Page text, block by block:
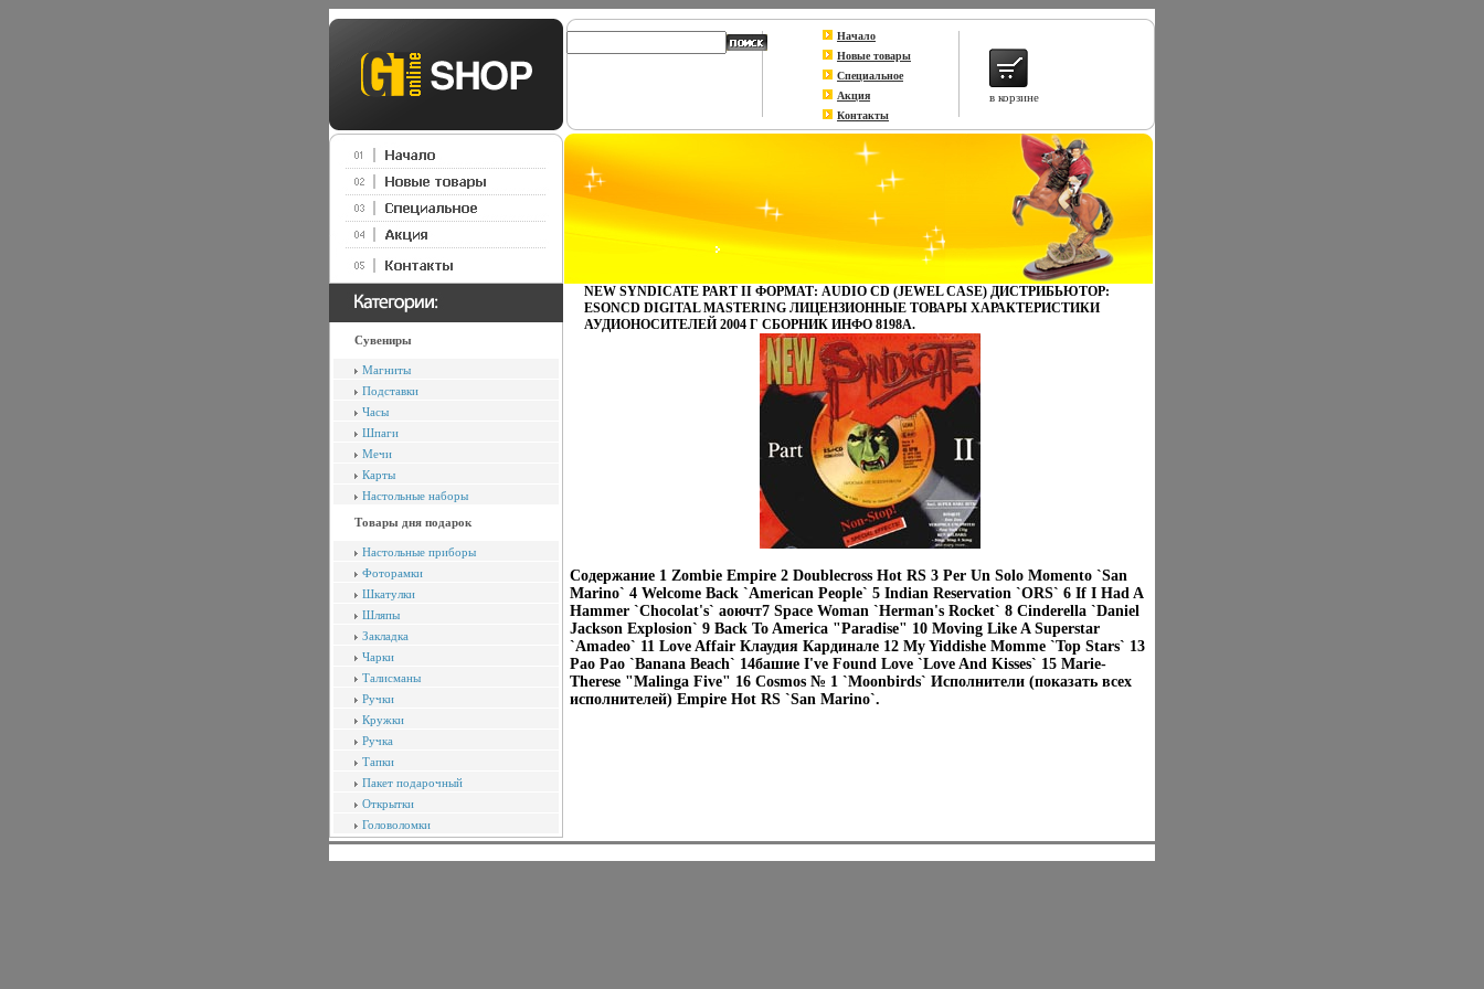
Начало
Новые товары
Специальное
Акция
Контакты
в корзине
Сувениры
Магниты
Подставки
Часы
Шпаги
Мечи
Карты
Настольные наборы
Товары дня подарок
Настольные приборы
Фоторамки
Шкатулки
Шляпы
Закладка
Чарки
Талисманы
Ручки
Кружки
Ручка
Тапки
Пакет подарочный
Открытки
Головоломки
NEW SYNDICATE PART II ФОРМАТ: AUDIO CD (JEWEL CASE) ДИСТРИБЬЮТОР:
ESONCD DIGITAL MASTERING ЛИЦЕНЗИОННЫЕ ТОВАРЫ ХАРАКТЕРИСТИКИ
АУДИОНОСИТЕЛЕЙ 2004 Г СБОРНИК ИНФО 8198A.
Содержание 1 Zombie Empire 2 Doublecross Hot RS 3 Per Un Solo Momento `San
Marino` 4 Welcome Back `American People` 5 Indian Reservation `ORS` 6 If I Had A
Hammer `Chocolat's` аоючт7 Space Woman `Herman's Rocket` 8 Cinderella `Daniel
Jackson Explosion` 9 Back To America "Paradise" 10 Moving Like A Superstar
`Amadeo` 11 Love Affair Клаудия Кардинале 12 My Yiddishe Momme `Top Stars` 13
Pao Pao `Banana Beach` 14башие I've Found Love `Love And Kisses` 15 Marie-
Therese "Malinga Five" 16 Cosmos № 1 `Moonbirds` Исполнители (показать всех
исполнителей) Empire Hot RS `San Marino`.